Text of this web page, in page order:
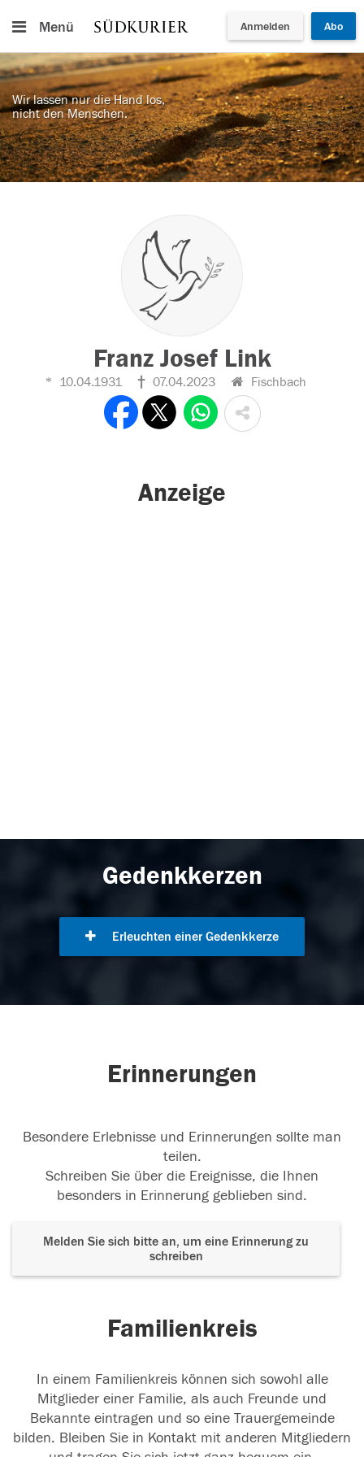
Menü Anmelden Abo
Wir lassen nur die Hand los,
nicht den Menschen.
Franz Josef Link
10.04.1931 07.04.2023 Fischbach
Anzeige
Gedenkkerzen
Erleuchten einer Gedenkkerze
Erinnerungen
Besondere Erlebnisse und Erinnerungen sollte man
teilen.
Schreiben Sie über die Ereignisse, die Ihnen
besonders in Erinnerung geblieben sind.
Melden Sie sich bitte an, um eine Erinnerung zu
schreiben
Familienkreis
In einem Familienkreis können sich sowohl alle
Mitglieder einer Familie, als auch Freunde und
Bekannte eintragen und so eine Trauergemeinde
bilden. Bleiben Sie in Kontakt mit anderen Mitgliedern